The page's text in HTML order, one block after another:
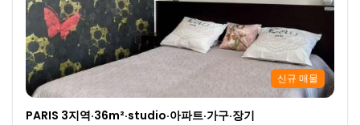
신규 매물
PARIS 3지역·36m²·studio·아파트·가구·장기